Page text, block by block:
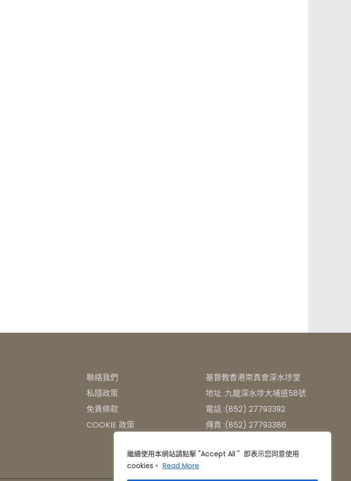
繼續使用本網站請點擊 "Accept All " 即表示您同意使用
cookies。 Read More
聯絡我們
私隱政策
免責條款
COOKIE 政策
基督教香港崇真會深水埗堂
地址 :九龍深水埗大埔道58號
電話 :(852) 27793392
傳真 :(852) 27793386